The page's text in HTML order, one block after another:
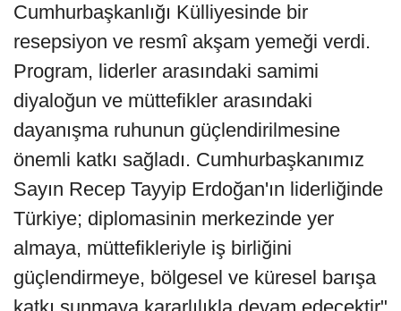
Cumhurbaşkanlığı Külliyesinde bir
resepsiyon ve resmî akşam yemeği verdi.
Program, liderler arasındaki samimi
diyaloğun ve müttefikler arasındaki
dayanışma ruhunun güçlendirilmesine
önemli katkı sağladı. Cumhurbaşkanımız
Sayın Recep Tayyip Erdoğan'ın liderliğinde
Türkiye; diplomasinin merkezinde yer
almaya, müttefikleriyle iş birliğini
güçlendirmeye, bölgesel ve küresel barışa